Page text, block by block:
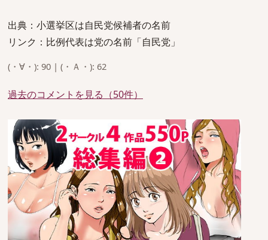
出典：小選挙区は自民党候補者の名前
リンク：比例代表は党の名前「自民党」
(・∀・): 90 | (・Ａ・): 62
過去のコメントを見る（50件）